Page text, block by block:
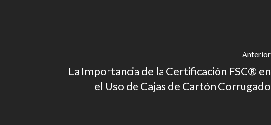
Anterior
La Importancia de la Certificación FSC® en
el Uso de Cajas de Cartón Corrugado